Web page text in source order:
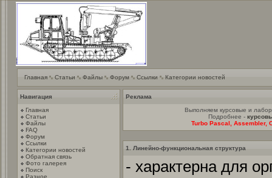
Главная Статьи Файлы Форум Ссылки Категории новостей
Навигация
Главная
Статьи
Файлы
FAQ
Форум
Ссылки
Категории новостей
Обратная связь
Фото галерея
Поиск
Разное
Реклама
Выполняем курсовые и
Подробнее -
Turbo Pascal, Assembler,
1. Линейно-функциональная структура
- характерна для